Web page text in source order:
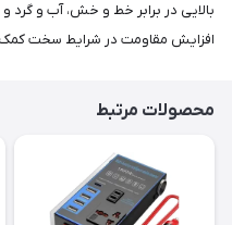
بالایی در برابر خط و خش، آب و گرد و
افزایش مقاومت در شرایط سخت
محصولات مرتبط